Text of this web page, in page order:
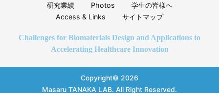
研究業績
Photos
学生の皆様へ
Access & Links
サイトマップ
Challenges for Biomaterials Design and Applications to
Accelerating Healthcare Innovation
Copyright© 2026
Masaru TANAKA LAB. All Right Reserved.